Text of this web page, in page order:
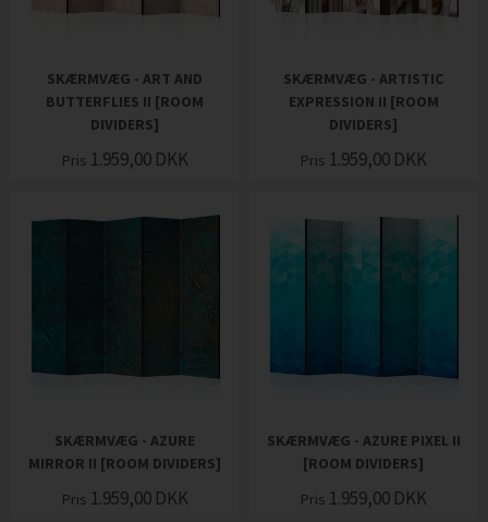
SKÆRMVÆG - ART AND
BUTTERFLIES II [ROOM
DIVIDERS]
Pris 1.959,00 DKK
SKÆRMVÆG - ARTISTIC
EXPRESSION II [ROOM
DIVIDERS]
Pris 1.959,00 DKK
SKÆRMVÆG - AZURE
MIRROR II [ROOM DIVIDERS]
Pris 1.959,00 DKK
SKÆRMVÆG - AZURE PIXEL II
[ROOM DIVIDERS]
Pris 1.959,00 DKK